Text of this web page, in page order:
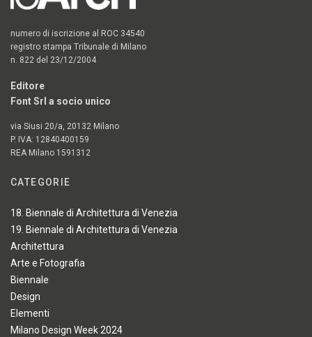
numero di iscrizione al ROC 34540
registro stampa Tribunale di Milano
n. 822 del 23/12/2004
Editore
Font Srl a socio unico
via Siusi 20/a, 20132 Milano
P. IVA: 12840400159
REA Milano 1591312
CATEGORIE
18. Biennale di Architettura di Venezia
19. Biennale di Architettura di Venezia
Architettura
Arte e Fotografia
Biennale
Design
Elementi
Milano Design Week 2024